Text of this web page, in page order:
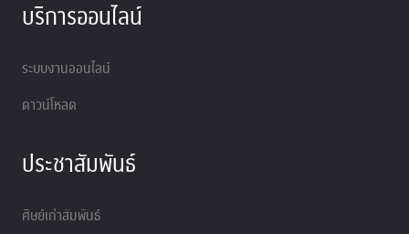
บริการออนไลน์
ระบบงานออนไลน์
ดาวน์โหลด
ประชาสัมพันธ์
ศิษย์เก่าสัมพันธ์